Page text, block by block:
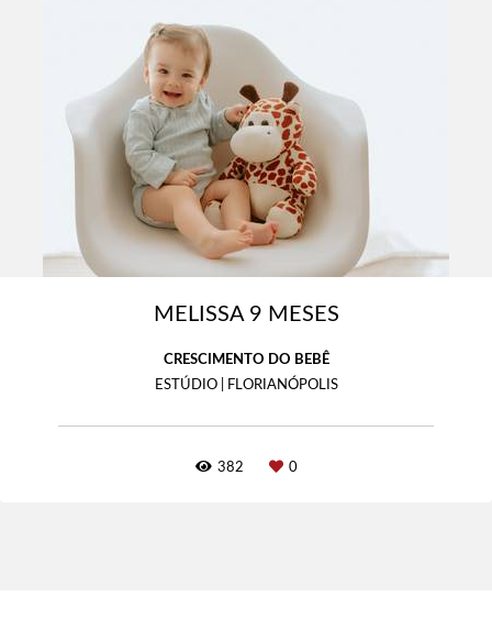
MELISSA 9 MESES
CRESCIMENTO DO BEBÊ
ESTÚDIO | FLORIANÓPOLIS
382 0